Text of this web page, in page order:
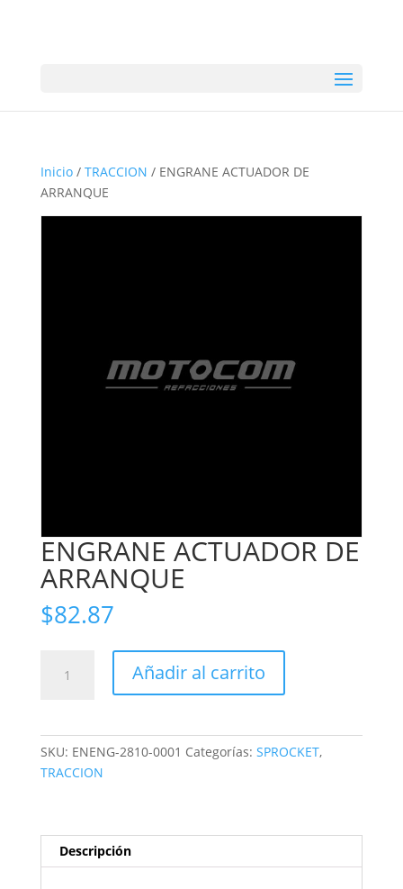
Inicio/ TRACCION / ENGRANE ACTUADOR DE
ARRANQUE
ENGRANE ACTUADOR DE
ARRANQUE
$82.87
ACTUADOR
Añadir al carrito
SKU: ENENG-2810-0001 Categorías: SPROCKET,
TRACCION
Descripción